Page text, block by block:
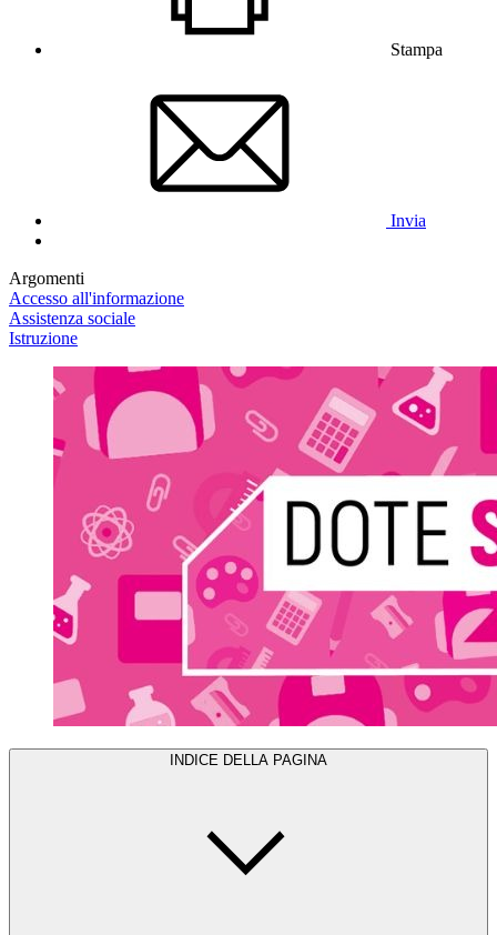
Stampa
Invia
Argomenti
Accesso all'informazione
Assistenza sociale
Istruzione
INDICE DELLA PAGINA